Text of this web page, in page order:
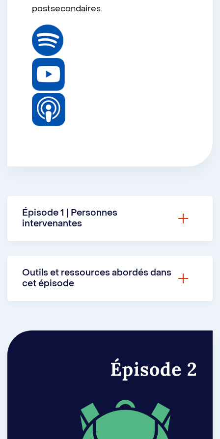
postsecondaires.
Épisode 1 | Personnes
intervenantes
travail social, afin de partager des
présente des ressources à consulter pour
vous aider à gérer votre temps consacré
Outils et ressources abordés dans
cet épisode
(exemple et vierge)